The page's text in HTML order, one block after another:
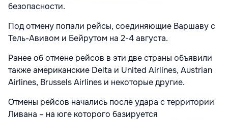
безопасности.
Под отмену попали рейсы, соединяющие Варшаву с
Тель-Авивом и Бейрутом на 2-4 августа.
Ранее об отмене рейсов в эти две страны объявили
также американские Delta и United Airlines, Austrian
Airlines, Brussels Airlines и некоторые другие.
Отмены рейсов начались после удара с территории
Ливана – на юге которого базируется